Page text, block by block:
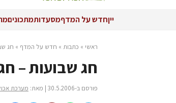
ייןחדש על המדףמסעדותמתכונים
ראשי » כתבות » חדש על המדף » חג
חג שבועות –
פורסם ב-30.5.2006 | מאת: מערכת